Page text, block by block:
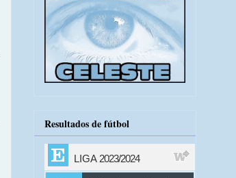
Resultados de fútbol